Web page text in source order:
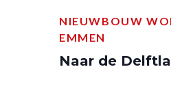
NIEUWBOUW
EMMEN
Naar de